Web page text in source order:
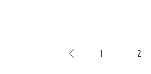
1 2